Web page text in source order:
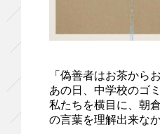
「偽善者はお茶から
あの日、中学校のゴ
私たちを横目に、朝
の言葉を理解出来な